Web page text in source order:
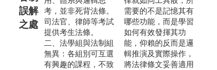
誤解
之處
考，並非死背法條。
司法官、律師等考試
提供考生法條。
二、法學組與法制組
無異：各組別可互選
有興趣的課程，不致
需要的不是記憶其有
哪些功能，而是學習
如何有效發揮其功
能，仰賴的反而是邏
輯推演及實際操作，
將法律條文妥善適用